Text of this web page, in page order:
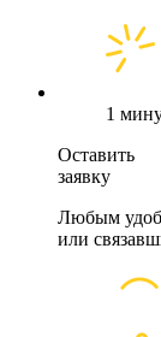
1
Оставить
заявку
Любым
или